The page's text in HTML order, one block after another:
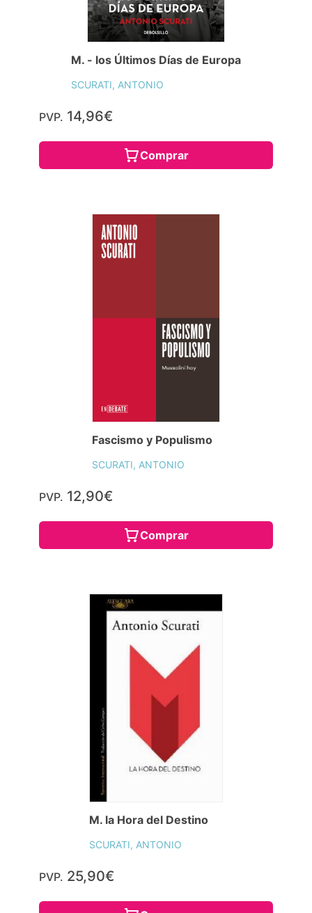
M. - los Últimos Días de Europa
SCURATI, ANTONIO
PVP. 14,96€
Comprar
Fascismo y Populismo
SCURATI, ANTONIO
PVP. 12,90€
Comprar
M. la Hora del Destino
SCURATI, ANTONIO
PVP. 25,90€